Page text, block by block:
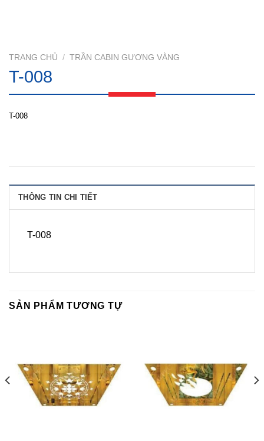
TRANG CHỦ / TRẦN CABIN GƯƠNG VÀNG
T-008
T-008
THÔNG TIN CHI TIẾT
T-008
SẢN PHẨM TƯƠNG TỰ